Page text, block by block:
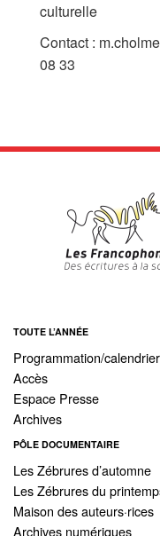
culturelle
Contact :
08 33
TOUTE L’ANNÉE
Programmation/calendrier
Accès
Espace Presse
Archives
PÔLE DOCUMENTAIRE
Les Zébrures d’automne
Les Zébrures du
Maison des auteurs·rices
Archives numériques